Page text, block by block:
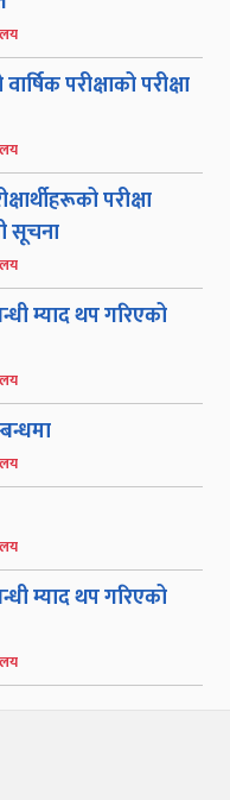
परीक्षाको परीक्षा
परीक्षा
सूचना
म्याद थप गरिएको
म्याद थप गरिएको